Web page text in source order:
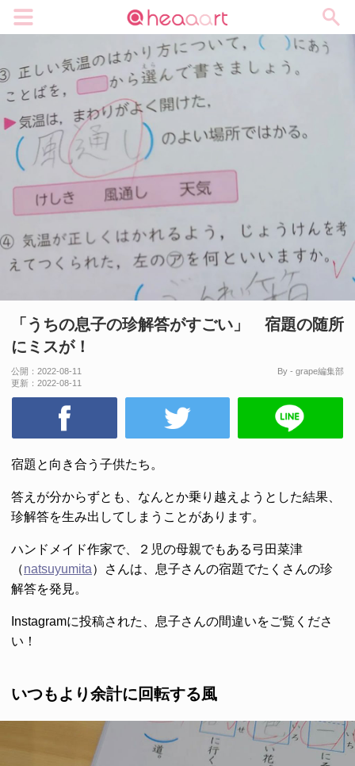
「うちの息子の珍解答がすごい」 宿題の随所
にミスが！
公開： 2022-08-11
更新： 2022-08-11
By - grape編集部
宿題と向き合う子供たち。
答えが分からずとも、なんとか乗り越えようとした結果、
珍解答を生み出してしまうことがあります。
ハンドメイド作家で、２児の母親でもある弓田菜津
（natsuyumita）さんは、息子さんの宿題でたくさんの珍
解答を発見。
Instagramに投稿された、息子さんの間違いをご覧くださ
い！
いつもより余計に回転する風